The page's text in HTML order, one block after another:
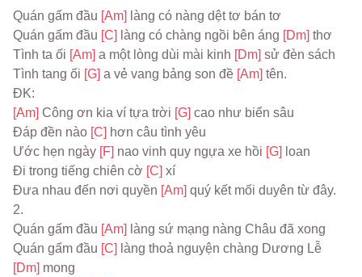
Quán gấm đầu [Am] làng có nàng dệt tơ bán tơ
Quán gấm đầu [C] làng có chàng ngồi bên áng [Dm] thơ
Tình ta ối [Am] a một lòng dùi mài kinh [Dm] sử đèn sách
Tình tang ối [G] a vẻ vang bảng son đề [Am] tên.
ĐK:
[Am] Công ơn kia ví tựa trời [G] cao như biển sâu
Đáp đền nào [C] hơn câu tình yêu
Ước hẹn ngày [F] nao vinh quy ngựa xe hồi [G] loan
Đi trong tiếng chiên cờ [C] xí
Đưa nhau đến nơi quyền [Am] quý kết mối duyên từ đây.
2.
Quán gấm đầu [Am] làng sứ mạng nàng Châu đã xong
Quán gấm đầu [C]
[Dm] mong